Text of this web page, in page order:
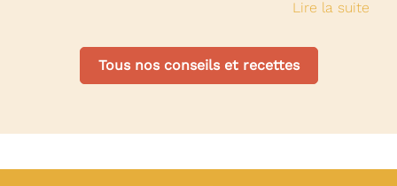
Lire la suite
Tous nos conseils et recettes